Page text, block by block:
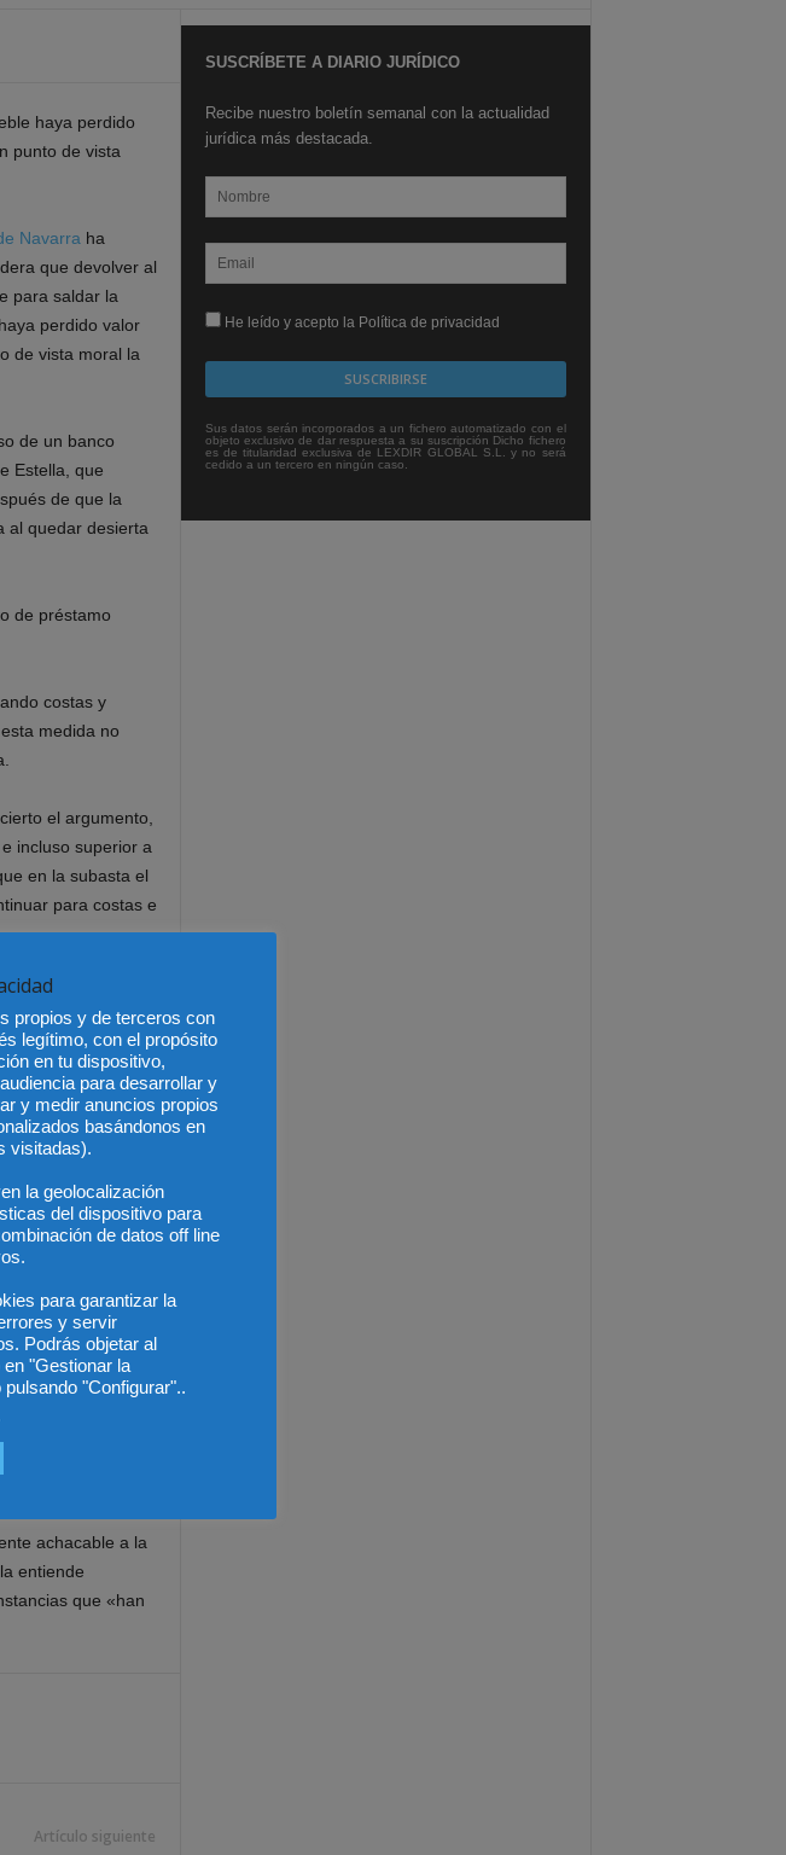
haya perdido
punto de vista
Navarra ha
que devolver al
para saldar la
perdido valor
de vista moral la
de un banco
Estella, que
de que la
al quedar desierta
de préstamo
costas y
medida no
el argumento,
incluso superior a
en la subasta el
para costas e
que la actuación
lo que ha
moralmente
tiene hoy un
la crisis
económica»,
según han dicho
financiero» y
desconocer»,
no hubiera
achacable a la
entiende
que «han
Artículo siguiente
SUSCRÍBETE A DIARIO JURÍDICO
Recibe nuestro boletín semanal con la actualidad
jurídica más destacada.
He leído y acepto la Política de privacidad
Sus datos serán incorporados a un fichero automatizado con el
objeto exclusivo de dar respuesta a su suscripción Dicho fichero
es de titularidad exclusiva de LEXDIR GLOBAL S.L. y no será
cedido a un tercero en ningún caso.
propios y de terceros con
legítimo, con el propósito
en tu dispositivo,
para desarrollar y
y medir anuncios propios
basándonos en
visitadas).
la geolocalización
del dispositivo para
de datos off line
para garantizar la
y servir
Podrás objetar al
"Gestionar la
"Configurar"..